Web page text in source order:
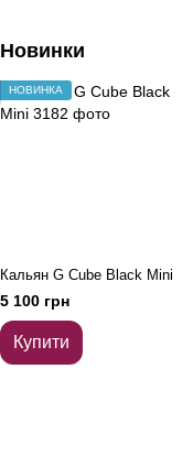
Новинки
НОВИНКА
Кальян G Cube Black Mini
5 100 грн
Купити